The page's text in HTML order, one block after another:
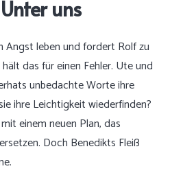
Unter uns
Angst leben und fordert Rolf zu
das für einen Fehler. Ute und
unbedachte Worte ihre
ihre Leichtigkeit wiederfinden?
einem neuen Plan, das
Doch Benedikts Fleiß